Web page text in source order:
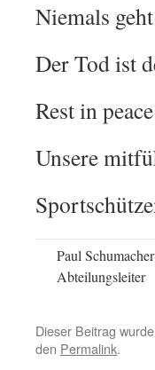
Niemals
Der Tod ist
Rest in
Unsere
Paul Schumacher
Abteilungsleiter
Dieser Beitrag
den Permalink.